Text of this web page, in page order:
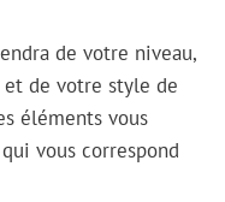
de votre niveau,
et de votre style de
éléments vous
vous correspond